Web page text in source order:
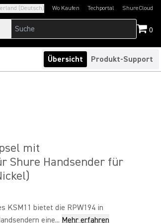
(Deutsch) Wo Kaufen Techportal
(Opens in a new tab)ShureCloud
(Opens in a new
0
Übersicht Produkt-Support
mit
Shure Handsender für
KSM11 bietet die RPW194 in
eine... Mehr erfahren